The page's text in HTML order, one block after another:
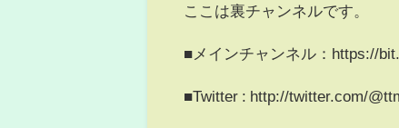
ここは裏チャンネルです。
■メインチャンネル：https://
■Twitter : http://twitter.com/